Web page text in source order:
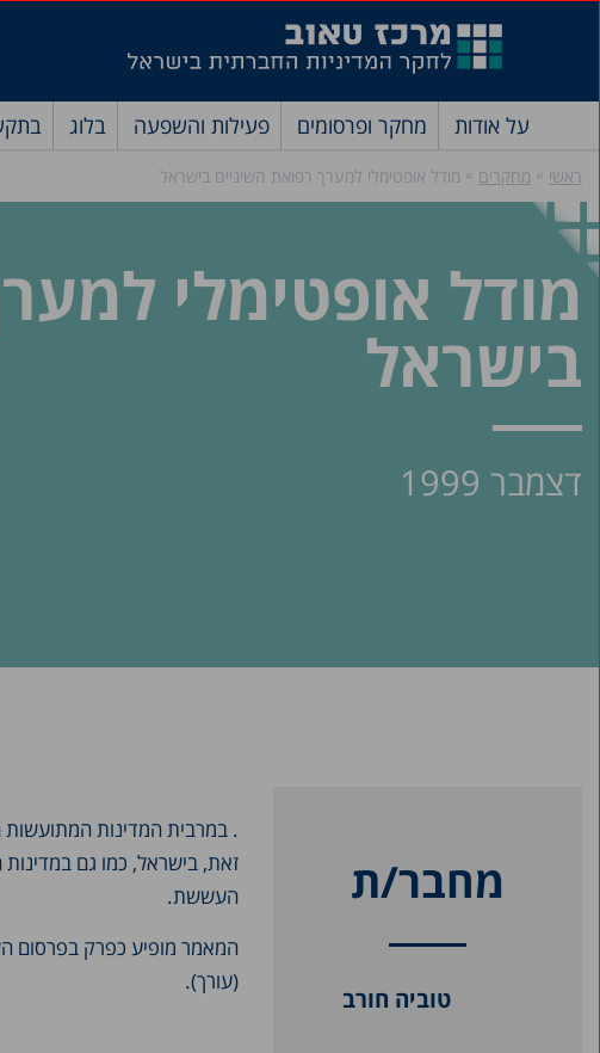
על אודות מחקר ופרסומים פעילות והשפעה בלוג
ראשי » מחקרים » מודל אופטימלי למערך רפואת השיניים בישראל
מודל אופטימלי
בישראל
דצמבר 1999
מחבר/ת
טוביה חורב
. במרבית המדינות
זאת, בישראל, כמו גם
העששת.
המאמר מופיע כפרק בפרסום
(עורך).